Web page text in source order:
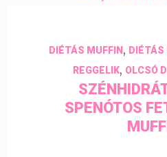
DIÉTÁS MUFFIN , DIÉTÁS
REGGELIK, OLCSÓ
SPENÓTOS